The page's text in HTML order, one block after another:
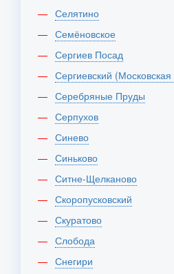
Селятино
Семёновское
Сергиев Посад
Сергиевский
Серебряные Пруды
Серпухов
Синево
Синьково
Ситне-Щелканово
Скоропусковский
Скуратово
Слобода
Снегири